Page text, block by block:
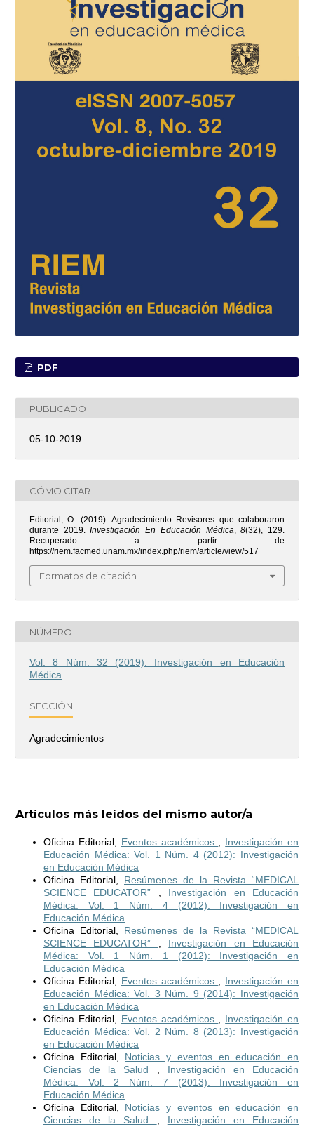
PDF
PUBLICADO
05-10-2019
CÓMO CITAR
Editorial, O. (2019). Agradecimiento Revisores que colaboraron
durante 2019.Investigación En Educación Médica,8(32), 129.
Recuperado a partir de
https://riem.facmed.unam.mx/index.php/riem/article/view/517
Formatos de citación
NÚMERO
Vol. 8 Núm. 32 (2019): Investigación en Educación
Médica
SECCIÓN
Agradecimientos
Artículos más leídos del mismo autor/a
Oficina Editorial, Eventos académicos , Investigación en
Educación Médica: Vol. 1 Núm. 4 (2012): Investigación
en Educación Médica
Oficina Editorial, Resúmenes de la Revista “MEDICAL
SCIENCE EDUCATOR” , Investigación en Educación
Médica: Vol. 1 Núm. 4 (2012): Investigación en
Educación Médica
Oficina Editorial, Resúmenes de la Revista “MEDICAL
SCIENCE EDUCATOR” , Investigación en Educación
Médica: Vol. 1 Núm. 1 (2012): Investigación en
Educación Médica
Oficina Editorial, Eventos académicos , Investigación en
Educación Médica: Vol. 3 Núm. 9 (2014): Investigación
en Educación Médica
Oficina Editorial, Eventos académicos , Investigación en
Educación Médica: Vol. 2 Núm. 8 (2013): Investigación
en Educación Médica
Oficina Editorial, Noticias y eventos en educación en
Ciencias de la Salud , Investigación en Educación
Médica: Vol. 2 Núm. 7 (2013): Investigación en
Educación Médica
Oficina Editorial, Noticias y eventos en educación en
Ciencias de la Salud , Investigación en Educación